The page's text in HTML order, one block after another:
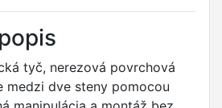
tyč, nerezová povrchová
medzi dve steny pomocou